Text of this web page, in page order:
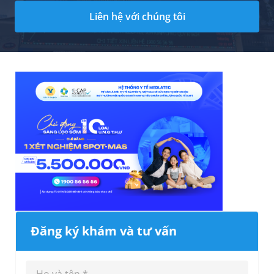
Liên hệ với chúng tôi
Đăng ký khám và tư vấn